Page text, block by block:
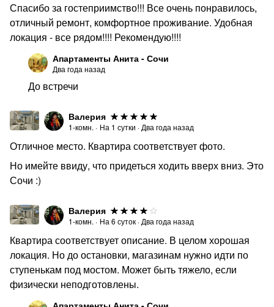
Спасибо за гостеприимство!!! Все очень понравилось,
отличный ремонт, комфортное проживание. Удобная
локация - все рядом!!!! Рекомендую!!!!
Апартаменты Анита - Сочи
Два года назад
До встречи
Валерия
1-комн. · На 1 сутки · Два года назад
Отличное место. Квартира соответствует фото.
Но имейте ввиду, что придеться ходить вверх вниз. Это
Сочи :)
Валерия
1-комн. · На 6 суток · Два года назад
Квартира соответствует описание. В целом хорошая
локация. Но до остановки, магазинам нужно идти по
ступенькам под мостом. Может быть тяжело, если
физически неподготовлены.